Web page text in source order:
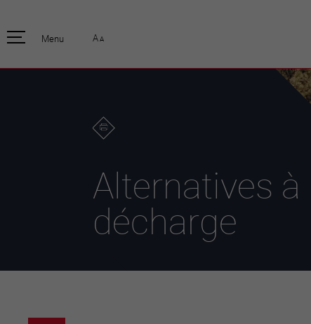
Enfants et écoliers
Formation
environnement
Informations parcelles
Guichet virtuel
Annuaire communal
Emplois
Organisation
communale
Programme
législature
Menu A A
Alternatives à
décharge